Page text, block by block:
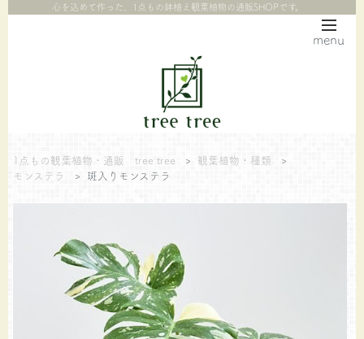
menu
心を込めて作った、1点もの鉢植え観葉植物の通販SHOPです。
1点もの観葉植物・通販 tree tree > 観葉植物・種類
>
モンステラ
> 斑入りモンステラ